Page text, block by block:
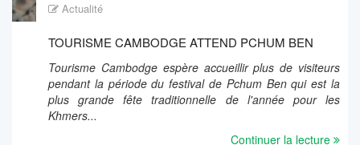
Actualité
TOURISME CAMBODGE ATTEND PCHUM BEN
Tourisme Cambodge espère accueillir plus de visiteurs
pendant la période du festival de Pchum Ben qui est la
plus grande fête traditionnelle de l'année pour les
Khmers...
Continuer la lecture